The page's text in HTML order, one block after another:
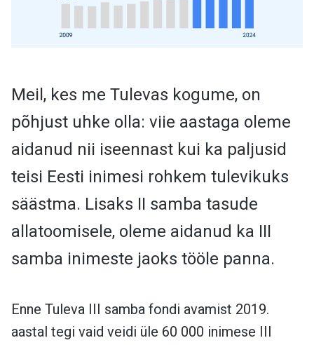
Meil, kes me Tulevas kogume, on
põhjust uhke olla: viie aastaga oleme
aidanud nii iseennast kui ka paljusid
teisi Eesti inimesi rohkem tulevikuks
säästma. Lisaks II samba tasude
allatoomisele, oleme aidanud ka III
samba inimeste jaoks tööle panna.
Enne Tuleva III samba fondi avamist 2019.
aastal tegi vaid veidi üle 60 000 inimese III